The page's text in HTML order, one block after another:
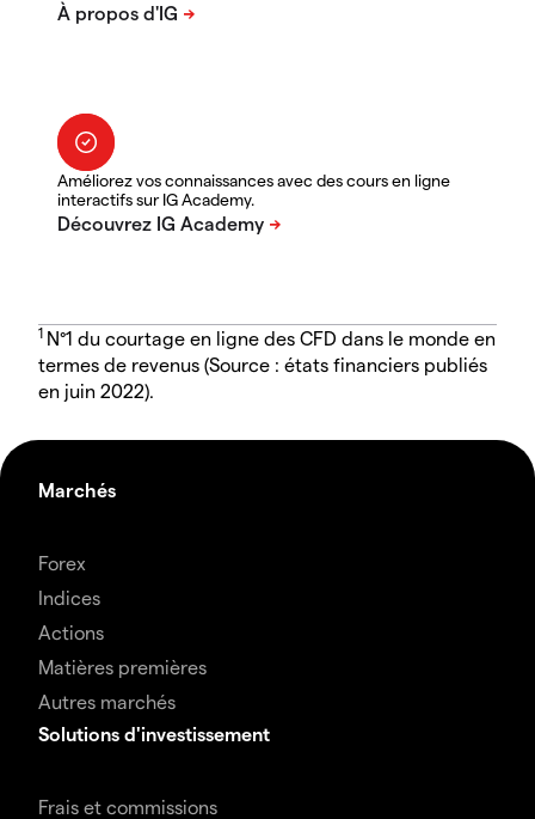
Améliorez vos connaissances avec des cours en ligne
interactifs sur IG Academy.
1 N°1 du courtage en ligne des CFD dans le monde en
termes de revenus (Source : états financiers publiés
en juin 2022).
Marchés
Forex
Indices
Actions
Matières premières
Autres marchés
Solutions d'investissement
Frais et commissions